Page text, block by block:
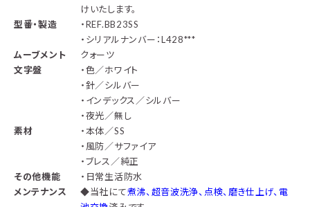
けいたします。
型番・製造
・REF.BB23SS
・シリアルナンバー：L428***
ムーブメント
クォーツ
文字盤
・色／ホワイト
・針／シルバー
・インデックス／シルバー
・夜光／無し
素材
・本体／SS
・風防／サファイア
・ブレス／純正
その他機能
・日常生活防水
メンテナンス
◆当社にて煮沸、超音波洗浄、点検、磨き仕上げ、電